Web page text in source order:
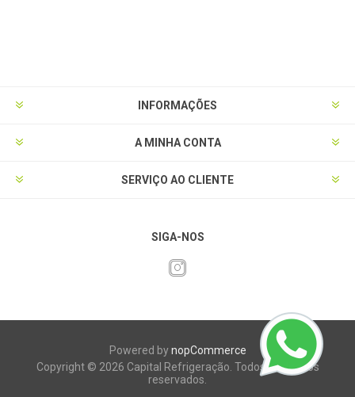
INFORMAÇÕES
A MINHA CONTA
SERVIÇO AO CLIENTE
SIGA-NOS
Powered bynopCommerce
Copyright © 2026 Capital Refrigeração. Todos os direitos
reservados.